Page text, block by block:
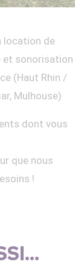
location de
et sonorisation
(Haut Rhin /
Mulhouse)
dont vous
que nous
!